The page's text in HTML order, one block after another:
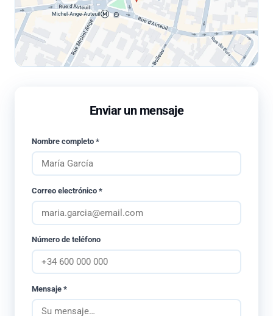
Enviar un mensaje
Nombre completo *
Correo electrónico *
Número de teléfono
Mensaje *